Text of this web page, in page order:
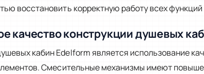
восстановить корректную работу всех
качество конструкции душевых
кабин Edelform является использование
Смесительные механизмы имеют